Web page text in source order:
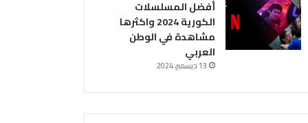
ا
ل
ع
ي
أفضل المسلسلات
الكورية 2024 واكثرها
مشاهدة في الوطن
العربي
13 ديسمبر، 2024